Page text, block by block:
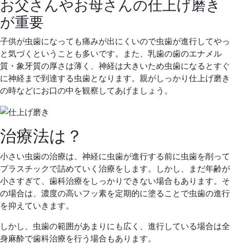
お父さんやお母さんの仕上げ磨き
が重要
子供が虫歯になっても痛みが出にくいので虫歯が進行してやっ
と気づくということも多いです。また、乳歯の歯のエナメル
質・象牙質の厚さは薄く、神経は大きいため虫歯になるとすぐ
に神経まで到達する虫歯となります。親がしっかり仕上げ磨き
の時などにお口の中を観察してあげましょう。
治療法は？
小さい虫歯の治療は、神経に虫歯が進行する前に虫歯を削って
プラスチックで詰めていく治療をします。しかし、まだ年齢が
小さすぎて、歯科治療をしっかりできない場合もあります。そ
の場合は、濃度の高いフッ素を定期的に塗ることで虫歯の進行
を抑えていきます。
しかし、虫歯の範囲があまりにも広く、進行している場合は全
身麻酔で歯科治療を行う場合もあります。